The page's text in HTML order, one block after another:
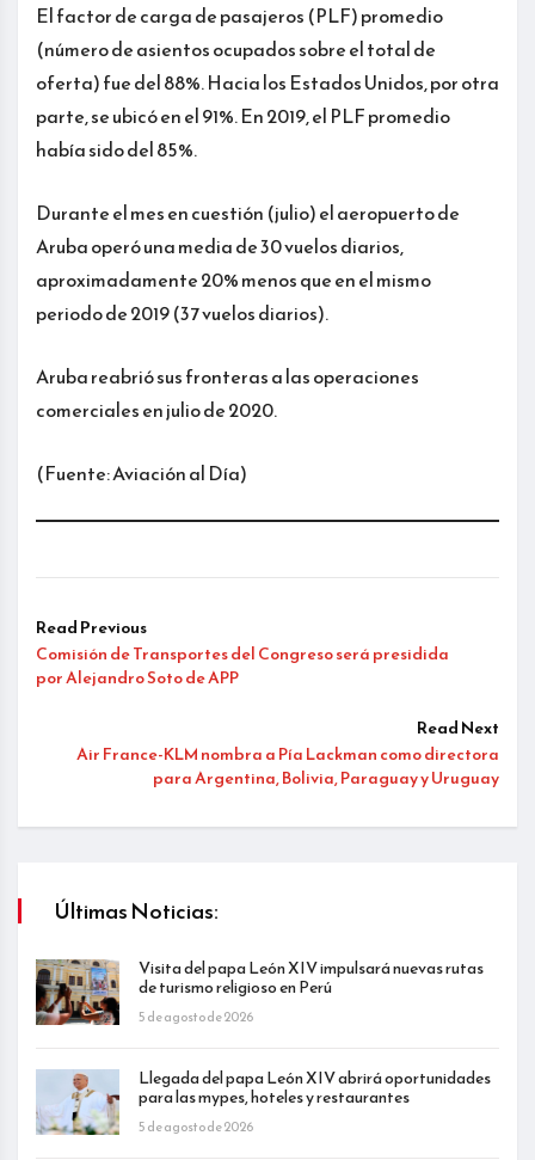
El factor de carga de pasajeros (PLF) promedio
(número de asientos ocupados sobre el total de
oferta) fue del 88%. Hacia los Estados Unidos, por otra
parte, se ubicó en el 91%. En 2019, el PLF promedio
había sido del 85%.
Durante el mes en cuestión (julio) el aeropuerto de
Aruba operó una media de 30 vuelos diarios,
aproximadamente 20% menos que en el mismo
periodo de 2019 (37 vuelos diarios).
Aruba reabrió sus fronteras a las operaciones
comerciales en julio de 2020.
(Fuente: Aviación al Día)
Read Previous
Comisión de Transportes del Congreso será presidida
por Alejandro Soto de APP
Read Next
Air France-KLM nombra a Pía Lackman como directora
para Argentina, Bolivia, Paraguay y Uruguay
Últimas Noticias:
Visita del papa León XIV impulsará nuevas rutas
de turismo religioso en Perú
5 de agosto de 2026
Llegada del papa León XIV abrirá oportunidades
para las mypes, hoteles y restaurantes
5 de agosto de 2026